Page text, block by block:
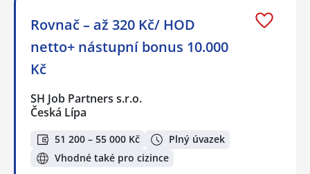
Rovnač – až 320 Kč/ HOD
netto+ nástupní bonus 10.000
Kč
SH Job Partners s.r.o.
Česká Lípa
51 200 – 55 000 Kč
Plný úvazek
Vhodné také pro cizince